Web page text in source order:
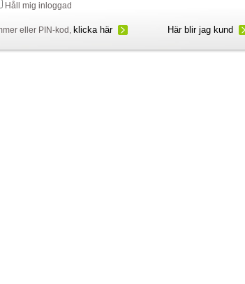
Håll mig inloggad
eller PIN-kod, klicka här Här blir jag kund